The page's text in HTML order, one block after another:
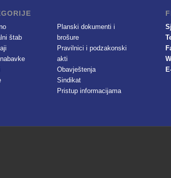
štab
Planski dokumenti i
brošure
Pravilnici i podzakonski
akti
Obavještenja
Sindikat
Pristup informacijama